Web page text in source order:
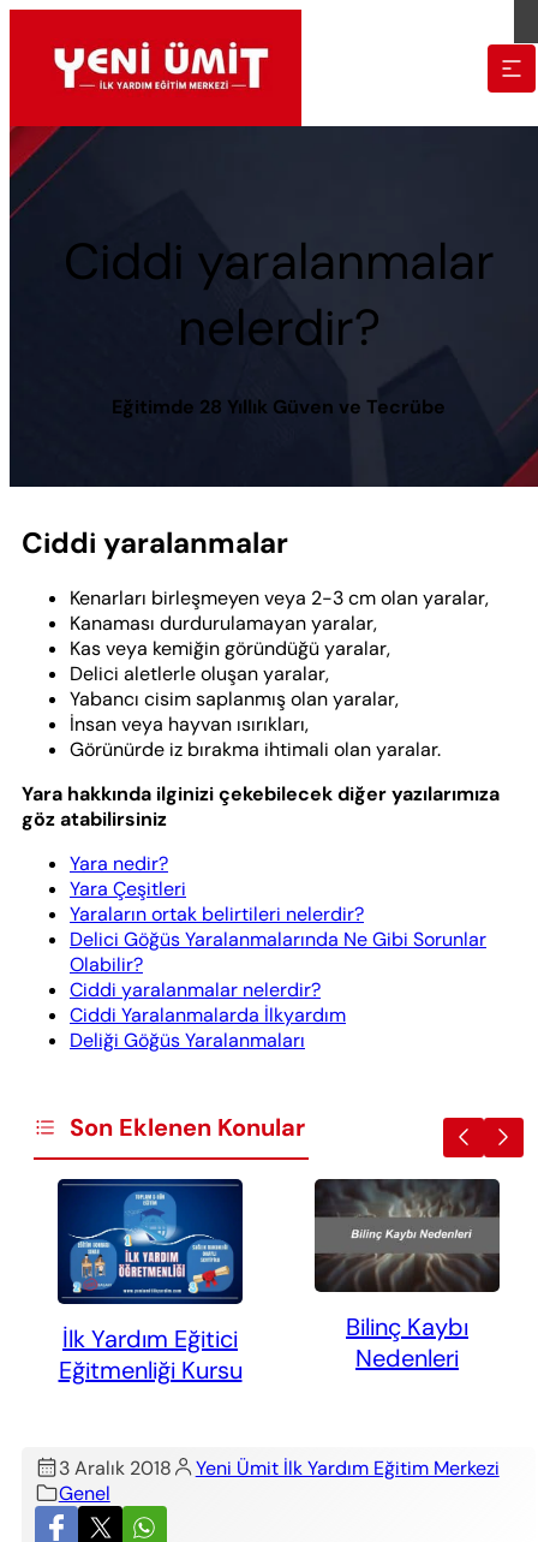
Ciddi yaralanmalar
nelerdir?
Eğitimde 28 Yıllık Güven ve Tecrübe
Ciddi yaralanmalar
Kenarları birleşmeyen veya 2-3 cm olan yaralar,
Kanaması durdurulamayan yaralar,
Kas veya kemiğin göründüğü yaralar,
Delici aletlerle oluşan yaralar,
Yabancı cisim saplanmış olan yaralar,
İnsan veya hayvan ısırıkları,
Görünürde iz bırakma ihtimali olan yaralar.
Yara hakkında ilginizi çekebilecek diğer yazılarımıza
göz atabilirsiniz
Yara nedir?
Yara Çeşitleri
Yaraların ortak belirtileri nelerdir?
Delici Göğüs Yaralanmalarında Ne Gibi Sorunlar
Olabilir?
Ciddi yaralanmalar nelerdir?
Ciddi Yaralanmalarda İlkyardım
Deliği Göğüs Yaralanmaları
Son Eklenen Konular
İlk Yardım Eğitici
Eğitmenliği Kursu
Bilinç Kaybı
Nedenleri
3 Aralık 2018
Yeni Ümit İlk Yardım Eğitim Merkezi
Genel